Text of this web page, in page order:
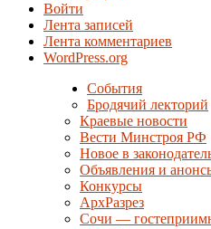
Войти
Лента записей
Лента комментариев
WordPress.org
События
Бродячий лекторий
Краевые новости
Вести Минстроя РФ
Новое в
Объявления и
Конкурсы
АрхРазрез
Сочи —